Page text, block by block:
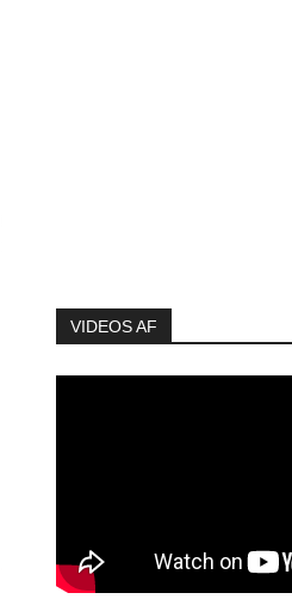
VIDEOS AF